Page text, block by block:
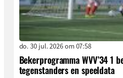
do. 30 jul. 2026 om 07:58
Bekerprogramma WVV’34 1
tegenstanders en speeldata